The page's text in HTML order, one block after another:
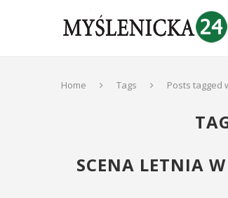
Home Tags Posts tagged
SCENA LETNIA